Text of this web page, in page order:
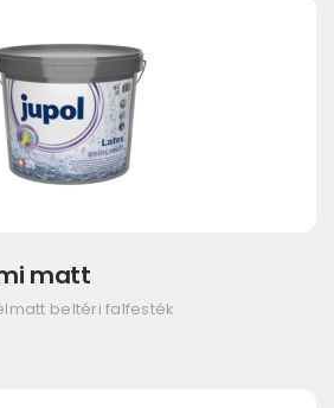
matt
beltéri falfesték